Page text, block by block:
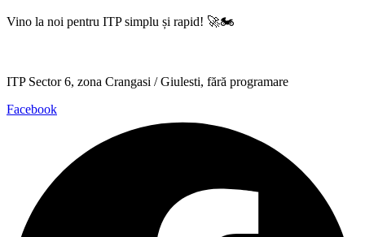
Vino la noi pentru ITP simplu și rapid! 🚀🏍️
ITP Sector 6, zona Crangasi / Giulesti, fără programare
Facebook